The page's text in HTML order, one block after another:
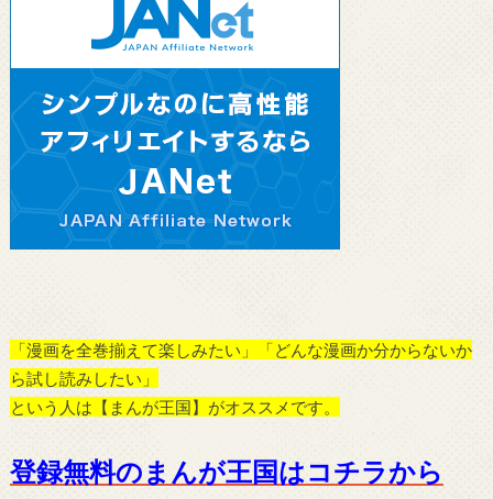
「漫画を全巻揃えて楽しみたい」「どんな漫画か分からないか
ら試し読みしたい」
という人は【まんが王国】がオススメです。
登録無料のまんが王国はコチラから